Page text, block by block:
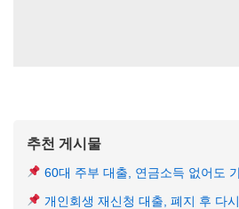
추천 게시물
60대 주부 대출, 연금소득 없어도
개인회생 재신청 대출, 폐지 후 다